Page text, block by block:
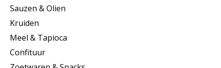
Sauzen & Olien
Kruiden
Meel & Tapioca
Confituur